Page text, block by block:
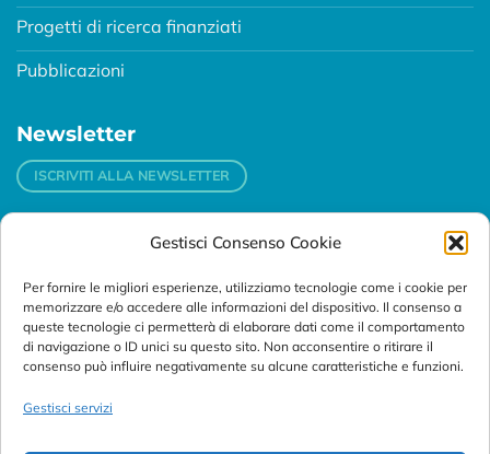
Gestisci Consenso Cookie
Per fornire le migliori esperienze, utilizziamo tecnologie come i cookie per
memorizzare e/o accedere alle informazioni del dispositivo. Il consenso a
queste tecnologie ci permetterà di elaborare dati come il comportamento
di navigazione o ID unici su questo sito. Non acconsentire o ritirare il
consenso può influire negativamente su alcune caratteristiche e funzioni.
Gestisci servizi
Progetti di ricerca finanziati
Pubblicazioni
Newsletter
ISCRIVITI ALLA NEWSLETTER
Padova
Via Svizzera, 16 - 35127 Padova (Italy)
Tel:
+39 049 76 16 98
Telefax: +39 049 870 95 10